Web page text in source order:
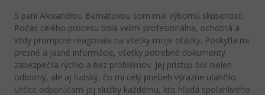
S pani Alexandrou Bernátovou som mal výbornú skúsenosť.
Počas celého procesu bola veľmi profesionálna, ochotná a
vždy promptne reagovala na všetky moje otázky. Poskytla mi
presné a jasné informácie, všetky potrebné dokumenty
zabezpečila rýchlo a bez problémov. Jej prístup bol nielen
odborný, ale aj ľudský, čo mi celý priebeh výrazne uľahčilo.
Určite odporúčam jej služby každému, kto hľadá spoľahlivého